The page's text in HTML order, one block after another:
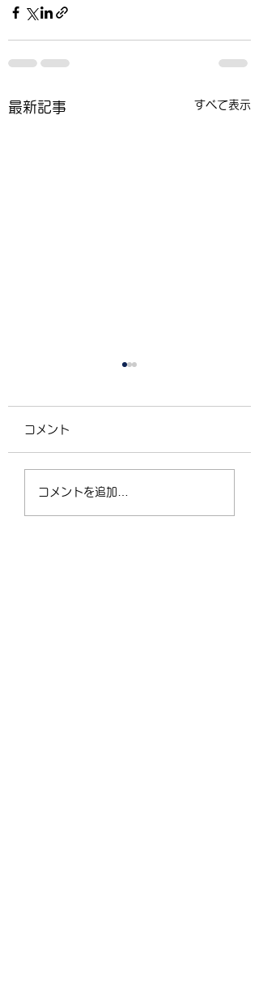
最新記事 すべて表示
4/2（木）18:30〜
21:00 フリークラス
コメント
コメントを追加…